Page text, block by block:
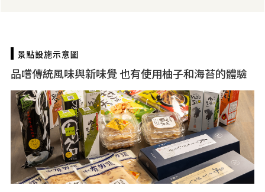
品嚐傳統風味與新味覺 也有使用柚子和海苔的體驗